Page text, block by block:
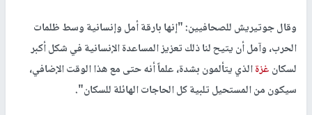
وقال جوتيريش للصحافيين: "إنها بارقة أمل وإنسانية وسط ظلمات
الحرب، وآمل أن يتيح لنا ذلك تعزيز المساعدة الإنسانية في شكل أكبر
لسكانغزةالذي يتألمون بشدة، علماً أنه حتى مع هذا الوقت الإضافي،
سيكون من المستحيل تلبية كل الحاجات الهائلة للسكان".